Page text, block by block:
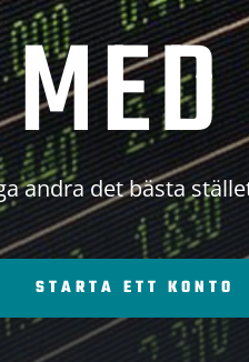
andra det bästa
STARTA ETT KONTO